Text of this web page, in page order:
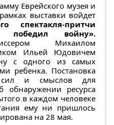
Еврейского музея и
выставки войдет
спектакля-притчи
победил войну».
Михаилом
Ильей Юдовичем
с одного из самых
ребенка. Постановка
сил и смыслов для
обнаружении ресурса
в каждом человеке
ему ни пришлось
на 28 мая.